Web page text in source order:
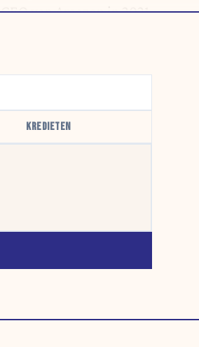
van Amazon in 2021.
KREDIETEN